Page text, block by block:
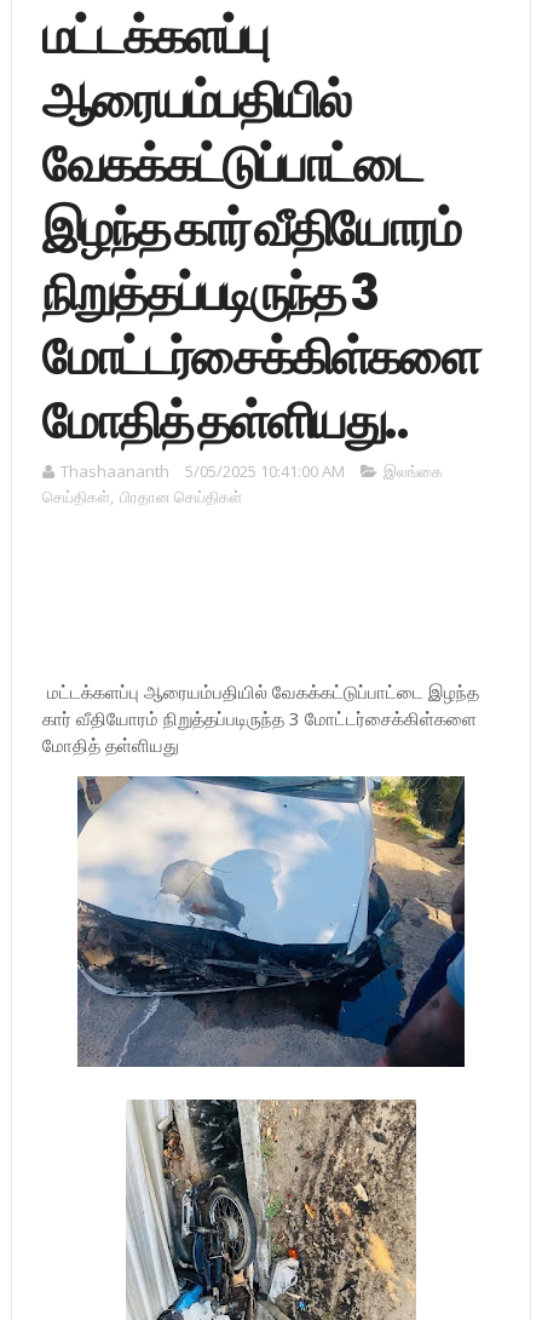
மட்டக்களப்பு
ஆரையம்பதியில்
வேகக்கட்டுப்பாட்டை
இழந்த கார் வீதியோரம்
நிறுத்தப்படிருந்த 3
மோட்டர்சைக்கிள்களை
மோதித் தள்ளியது..
Thashaananth 5/05/2025 10:41:00 AM
இலங்கை
செய்திகள், பிரதான செய்திகள்
மட்டக்களப்பு ஆரையம்பதியில் வேகக்கட்டுப்பாட்டை இழந்த
கார் வீதியோரம் நிறுத்தப்படிருந்த 3 மோட்டர்சைக்கிள்களை
மோதித் தள்ளியது